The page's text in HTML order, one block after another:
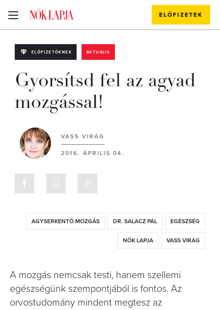
ELŐFIZETEK
ELŐFIZETŐKNEK AKTUÁLIS
Gyorsítsd fel az agyad
mozgással!
VASS VIRÁG
2016. ÁPRILIS 04.
AGYSERKENTŐ MOZGÁS DR. SALACZ PÁL EGÉSZSÉG
NŐK LAPJA VASS VIRÁG
A mozgás nemcsak testi, hanem szellemi
egészségünk szempontjából is fontos. Az
orvostudomány mindent megtesz az